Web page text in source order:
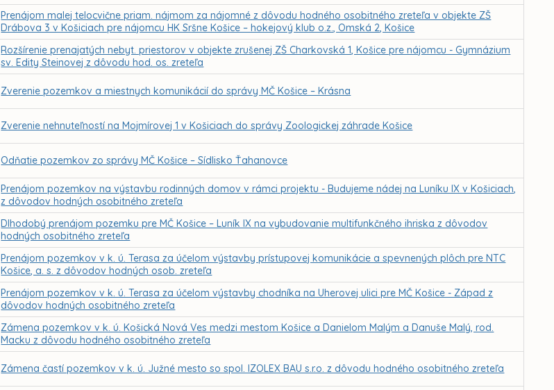
Prenájom malej telocvične priam. nájmom za nájomné z dôvodu hodného osobitného zreteľa v objekte ZŠ
Drábova 3 v Košiciach pre nájomcu HK Sršne Košice – hokejový klub o.z., Omská 2, Košice
Rozšírenie prenajatých nebyt. priestorov v objekte zrušenej ZŠ Charkovská 1, Košice pre nájomcu - Gymnázium
sv. Edity Steinovej z dôvodu hod. os. zreteľa
Zverenie pozemkov a miestnych komunikácií do správy MČ Košice – Krásna
Zverenie nehnuteľností na Mojmírovej 1 v Košiciach do správy Zoologickej záhrade Košice
Odňatie pozemkov zo správy MČ Košice – Sídlisko Ťahanovce
Prenájom pozemkov na výstavbu rodinných domov v rámci projektu - Budujeme nádej na Luníku IX v Košiciach,
z dôvodov hodných osobitného zreteľa
Dlhodobý prenájom pozemku pre MČ Košice – Luník IX na vybudovanie multifunkčného ihriska z dôvodov
hodných osobitného zreteľa
Prenájom pozemkov v k. ú. Terasa za účelom výstavby prístupovej komunikácie a spevnených plôch pre NTC
Košice, a. s. z dôvodov hodných osob. zreteľa
Prenájom pozemkov v k. ú. Terasa za účelom výstavby chodníka na Uherovej ulici pre MČ Košice - Západ z
dôvodov hodných osobitného zreteľa
Zámena pozemkov v k. ú. Košická Nová Ves medzi mestom Košice a Danielom Malým a Danuše Malý, rod.
Macku z dôvodu hodného osobitného zreteľa
Zámena častí pozemkov v k. ú. Južné mesto so spol. IZOLEX BAU s.r.o. z dôvodu hodného osobitného zreteľa